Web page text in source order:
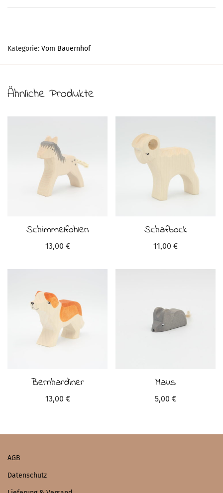
Kategorie: Vom Bauernhof
Ähnliche Produkte
Schimmelfohlen
13,00 €
Schafbock
11,00 €
Bernhardiner
13,00 €
Maus
5,00 €
AGB
Datenschutz